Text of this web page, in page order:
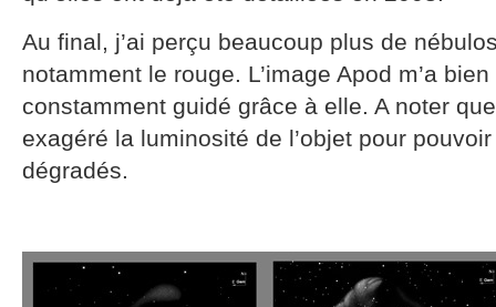
Au final, j’ai perçu beaucoup plus de
notamment le rouge. L’image Apod m’a
constamment guidé grâce à elle. A noter
exagéré la luminosité de l’objet pour
dégradés.